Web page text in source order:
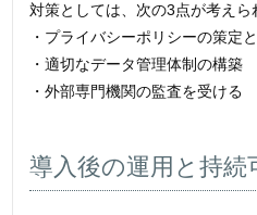
対策としては、次の3点が考えら
・プライバシーポリシーの策定
・適切なデータ管理体制の構築
・外部専門機関の監査を受ける
導入後の運用と持続